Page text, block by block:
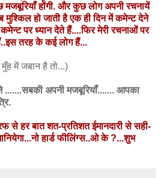
होंगी. और कुछ लोग अपनी रचनायें
हो जाती है एक ही दिन में कमेन्ट देने
पर ध्यान देते हैं....फिर मेरी रचनाओं पर
तरह के कई लोग हैं...
में जबान है तो...)
अपनी मजबूरियाँ....... आपका
से हर बात शत-प्रतिशत ईमानदारी से सही-
हार्ड फीलिंग्स..ओ के ?...शुभ